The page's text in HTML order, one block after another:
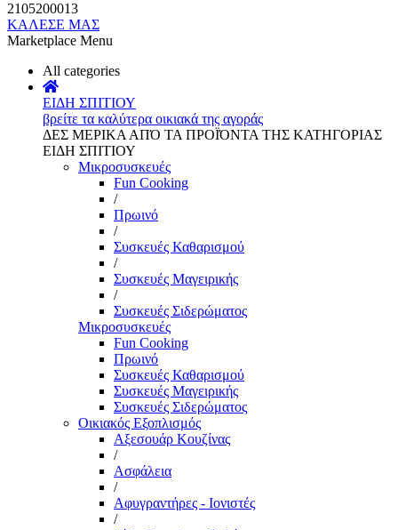
2105200013
ΚΑΛΕΣΕ ΜΑΣ
Marketplace Menu
All categories
ΕΙΔΗ ΣΠΙΤΙΟΥ
βρείτε τα καλύτερα οικιακά της αγοράς
ΔΕΣ ΜΕΡΙΚΑ ΑΠΌ ΤΑ ΠΡΟΪΌΝΤΑ ΤΗΣ ΚΑΤΗΓΟΡΙΑΣ
ΕΙΔΗ ΣΠΙΤΙΟΥ
Μικροσυσκευές
Fun Cooking
/
Πρωινό
/
Συσκευές Καθαρισμού
/
Συσκευές Μαγειρικής
/
Συσκευές Σιδερώματος
Μικροσυσκευές
Fun Cooking
Πρωινό
Συσκευές Καθαρισμού
Συσκευές Μαγειρικής
Συσκευές Σιδερώματος
Οικιακός Εξοπλισμός
Αξεσουάρ Κουζίνας
/
Ασφάλεια
/
Αφυγραντήρες - Ιονιστές
/